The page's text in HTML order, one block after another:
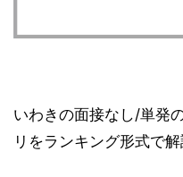
いわきの面接なし/単発
リをランキング形式で解